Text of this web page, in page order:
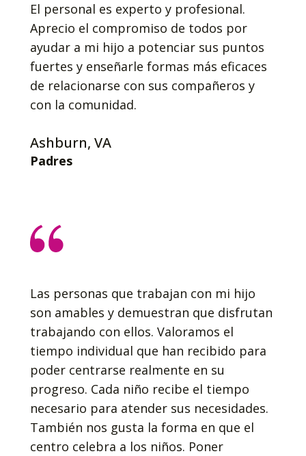
El personal es experto y profesional.
Aprecio el compromiso de todos por
ayudar a mi hijo a potenciar sus puntos
fuertes y enseñarle formas más eficaces
de relacionarse con sus compañeros y
con la comunidad.
Ashburn, VA
Padres
Las personas que trabajan con mi hijo
son amables y demuestran que disfrutan
trabajando con ellos. Valoramos el
tiempo individual que han recibido para
poder centrarse realmente en su
progreso. Cada niño recibe el tiempo
necesario para atender sus necesidades.
También nos gusta la forma en que el
centro celebra a los niños. Poner